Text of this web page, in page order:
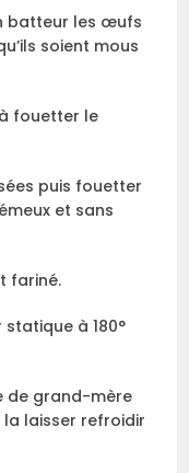
batteur les œufs
soient mous
fouetter le
puis fouetter
et sans
fariné.
à 180°
de grand-mère
laisser refroidir